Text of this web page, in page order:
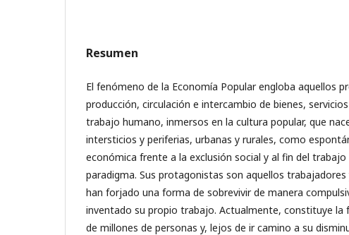
Resumen
El fenómeno de la Economía Popular engloba aquellos
producción, circulación e intercambio de bienes,
trabajo humano, inmersos en la cultura popular, que
intersticios y periferias, urbanas y rurales, como
económica frente a la exclusión social y al fin del
paradigma. Sus protagonistas son aquellos
han forjado una forma de sobrevivir de manera
inventado su propio trabajo. Actualmente, constituye la
de millones de personas y, lejos de ir camino a su